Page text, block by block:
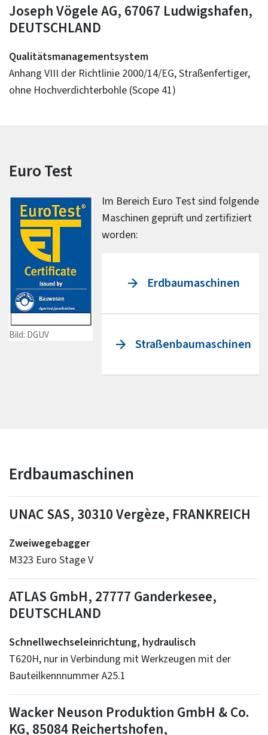
Joseph Vögele AG, 67067 Ludwigshafen,
DEUTSCHLAND
Qualitätsmanagementsystem
Anhang VIII der Richtlinie 2000/14/EG, Straßenfertiger,
ohne Hochverdichterbohle (Scope 41)
Euro Test
Bild: DGUV
Im Bereich Euro Test sind folgende
Maschinen geprüft und zertifiziert
worden:
Erdbaumaschinen
Straßenbaumaschinen
Erdbaumaschinen
UNAC SAS, 30310 Vergèze, FRANKREICH
Zweiwegebagger
M323 Euro Stage V
ATLAS GmbH, 27777 Ganderkesee,
DEUTSCHLAND
Schnellwechseleinrichtung, hydraulisch
T620H, nur in Verbindung mit Werkzeugen mit der
Bauteilkennnummer A25.1
Wacker Neuson Produktion GmbH & Co.
KG, 85084 Reichertshofen,